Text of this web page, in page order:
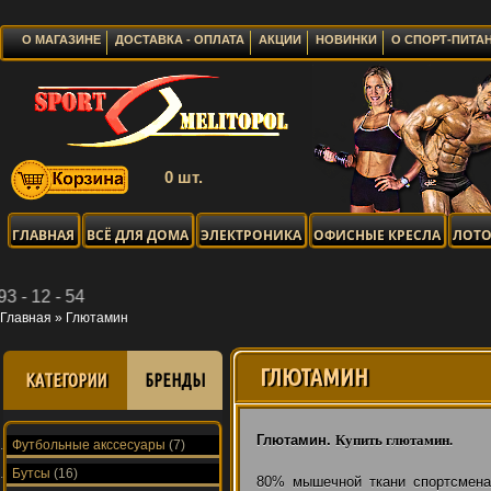
О МАГАЗИНЕ ДОСТАВКА - ОПЛАТА АКЦИИ НОВИНКИ О СПОРТ-
0 шт.
ГЛАВНАЯ ВСЁ ДЛЯ ДОМА ЭЛЕКТРОНИКА ОФИСНЫЕ КРЕСЛА
Главная » Глютамин
КАТЕГОРИИ БРЕНДЫ
Футбольные акссесуары (7)
Бутсы (16)
ГЛЮТАМИН
Глютамин. Купить глютамин.
80% мышечной ткани